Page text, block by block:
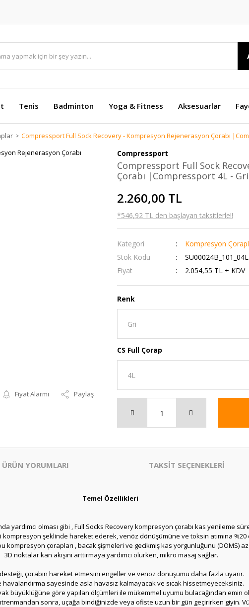
Tenis Badminton Yoga & Fitness Aksesuarlar
Compressport Full Sock Recovery - Kompresyon Rejenerasyon Çorabı
Fiyat Alarmı Paylaş
Compressport
Compressport Full Sock
Çorabı |Compressport 4L - Gri
2.260,00 TL
*546,92 TL den başlayan taksitlerle!!
Kategori Kompresyon
Stok Kodu
SU00024B_101_04L
Fiyat
2.054,55 TL + KDV
Renk
CS Full Çorap
ÜRÜN YORUMLARI TAKSİT SEÇENEKLERİ
Temel Özellikleri
yardımcı olması gibi , Full Socks Recovery kompresyon çorabı kas yenileme
şeklinde hareket ederek, venöz dönüşümüne ve toksin atımına %20
kompresyon çorapları , bacak şişmeleri ve gecikmiş kas yorgunluğunu (DOMS)
3D noktalar kan akışını arttırmaya yardımcı olurken, mikro masaj sağlar.
çorabın hareket etmesini engeller ve venöz dönüşümü daha fazla uyarır.
havalandırma sayesinde asla havasız kalmayacak ve sıcak hissetmeyeceksiniz.
büyüklüğüne göre yapılan ölçümleri ile mükemmel uyumu bulacağından emin
sonra, uçağa bindiğinizde veya ofiste uzun bir gün geçirirken giyin.